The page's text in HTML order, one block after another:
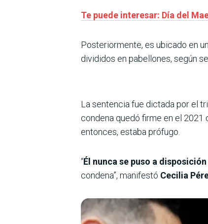
Te puede interesar: Día del
Posteriormente, es ubicado en
divididos en pabellones, según
La sentencia fue dictada por el
condena quedó firme en el 2021
entonces, estaba prófugo.
“Él nunca se puso a
condena”, manifestó Cecilia